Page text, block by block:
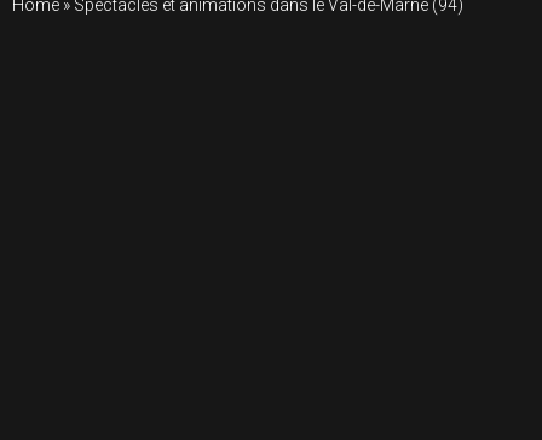
Home » Spectacles et animations dans le Val-de-Marne (94)